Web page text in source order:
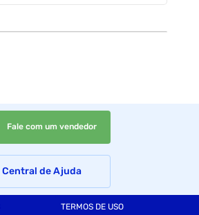
Fale com um vendedor
Central de Ajuda
TERMOS DE USO